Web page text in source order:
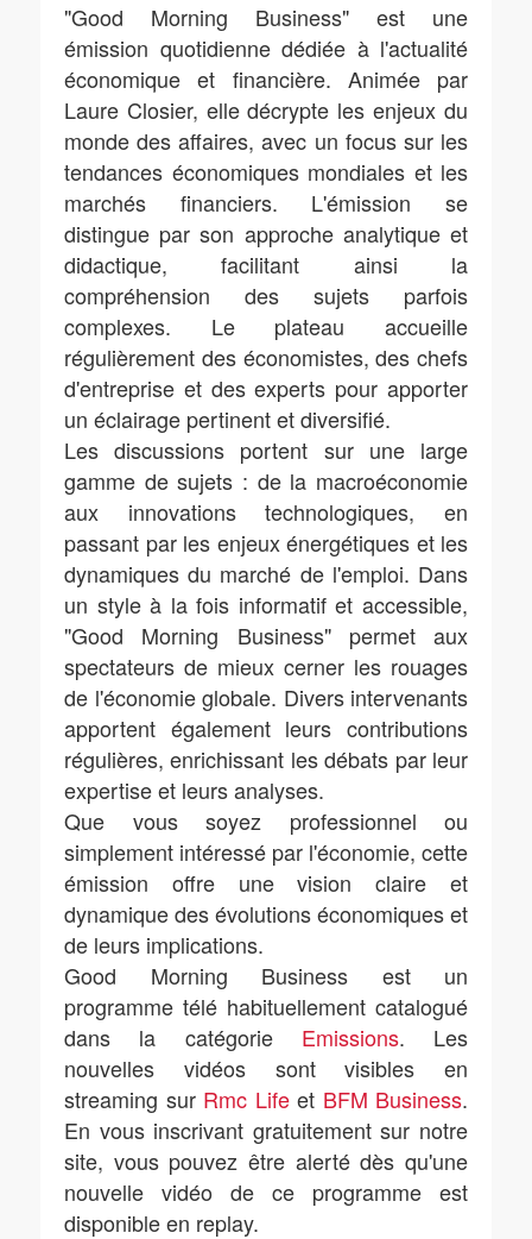
"Good Morning Business" est une
émission quotidienne dédiée à l'actualité
économique et financière. Animée par
Laure Closier, elle décrypte les enjeux du
monde des affaires, avec un focus sur les
tendances économiques mondiales et les
marchés financiers. L'émission se
distingue par son approche analytique et
didactique, facilitant ainsi la
compréhension des sujets parfois
complexes. Le plateau accueille
régulièrement des économistes, des chefs
d'entreprise et des experts pour apporter
un éclairage pertinent et diversifié.
Les discussions portent sur une large
gamme de sujets : de la macroéconomie
aux innovations technologiques, en
passant par les enjeux énergétiques et les
dynamiques du marché de l'emploi. Dans
un style à la fois informatif et accessible,
"Good Morning Business" permet aux
spectateurs de mieux cerner les rouages
de l'économie globale. Divers intervenants
apportent également leurs contributions
régulières, enrichissant les débats par leur
expertise et leurs analyses.
Que vous soyez professionnel ou
simplement intéressé par l'économie, cette
émission offre une vision claire et
dynamique des évolutions économiques et
de leurs implications.
Good Morning Business est un
programme télé habituellement catalogué
dans la catégorie Emissions. Les
nouvelles vidéos sont visibles en
streaming sur Rmc Lifeet BFM Business.
En vous inscrivant gratuitement sur notre
site, vous pouvez être alerté dès qu'une
nouvelle vidéo de ce programme est
disponible en replay.